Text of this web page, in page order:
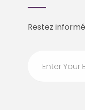
Restez